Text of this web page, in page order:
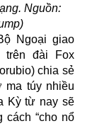
Nguồn:
Ngoại giao
trên đài Fox
chia sẻ
ma túy nhiều
Kỳ từ nay sẽ
“cho nổ